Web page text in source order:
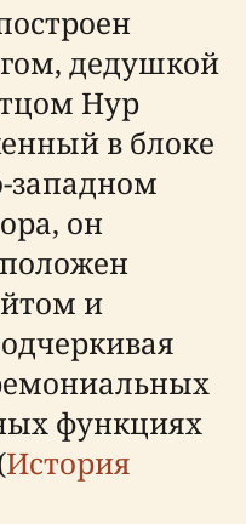
дедушкой
Нур
в блоке
западном
он
и
функциях
История